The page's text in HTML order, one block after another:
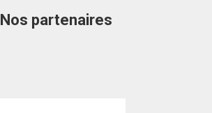
Nos partenaires